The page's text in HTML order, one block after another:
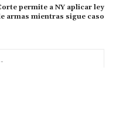
permite a NY aplicar ley
armas mientras sigue caso